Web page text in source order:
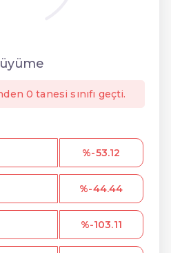
0 tanesi sınıfı geçti.
%-53.12
%-44.44
%-103.11